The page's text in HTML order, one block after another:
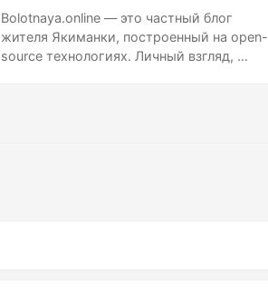
Bolotnaya.online — это частный блог
жителя Якиманки, построенный на open-
source технологиях. Личный взгляд, …